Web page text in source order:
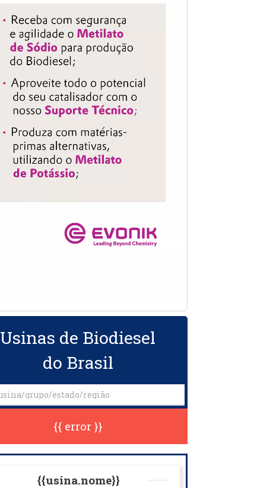
Usinas de Biodiesel
do Brasil
{{ error }}
{{usina.nome}}